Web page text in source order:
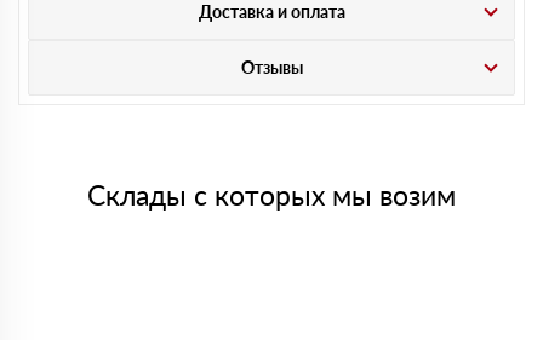
Доставка и оплата
Отзывы
Склады с которых мы возим